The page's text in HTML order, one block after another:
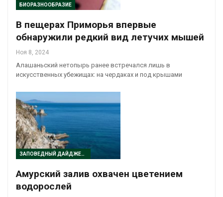
БИОРАЗНООБРАЗИЕ
В пещерах Приморья впервые
обнаружили редкий вид летучих мышей
Ноя 8, 2024
Алашаньский нетопырь ранее встречался лишь в
искусственных убежищах: на чердаках и под крышами
ЗАПОВЕДНЫЙ ДАЙДЖЕСТ
Амурский залив охвачен цветением
водорослей